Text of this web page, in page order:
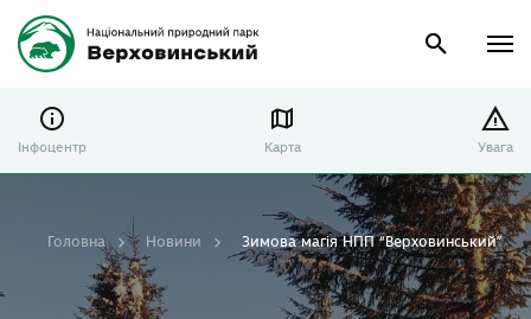
Інфоцентр Карта Увага
Головна Новини Зимова магія НПП “Верховинський”